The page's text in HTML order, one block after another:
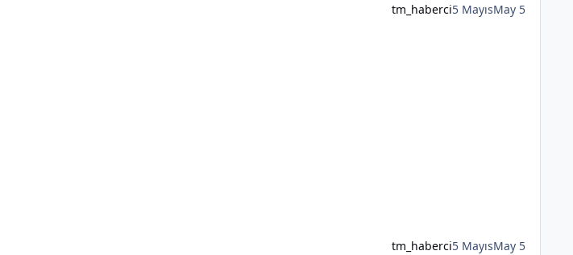
tm_haberci5 MayısMay 5
tm_haberci5 MayısMay 5